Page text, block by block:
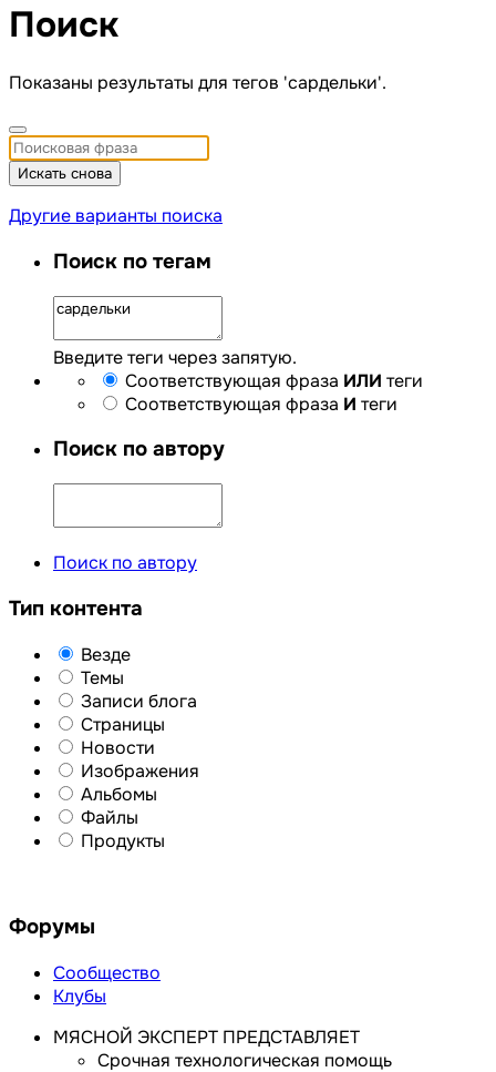
Поиск
Показаны результаты для тегов 'сардельки'.
Искать снова
Другие варианты поиска
Поиск по тегам
Введите теги через запятую.
Соответствующая фраза ИЛИ теги
Соответствующая фраза И теги
Поиск по автору
Поиск по автору
Тип контента
Везде
Темы
Записи блога
Страницы
Новости
Изображения
Альбомы
Файлы
Продукты
Форумы
Сообщество
Клубы
МЯСНОЙ ЭКСПЕРТ ПРЕДСТАВЛЯЕТ
Срочная технологическая помощь